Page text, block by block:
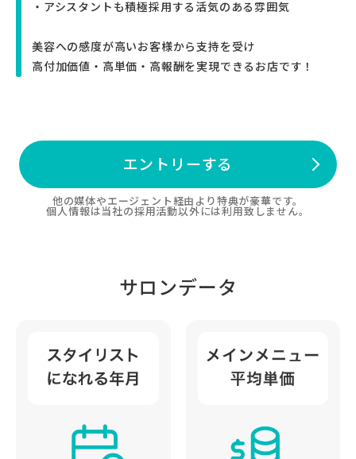
・アシスタントも積極採用する活気のある雰囲気
美容への感度が高いお客様から支持を受け
高付加価値・高単価・高報酬を実現できるお店です！
エントリーする
他の媒体やエージェント経由より特典が豪華です。
個人情報は当社の採用活動以外には利用致しません。
サロンデータ